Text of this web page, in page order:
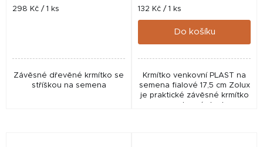
Měrná
298 Kč / 1 ks
Závěsné dřevěné krmítko se
stříškou na semena
Měrná
cena:
132 Kč / 1 ks
Do košíku
Krmítko venkovní PLAST na
semena fialové 17,5 cm Zolux
je praktické závěsné krmítko
pro venkovní ptactvo,